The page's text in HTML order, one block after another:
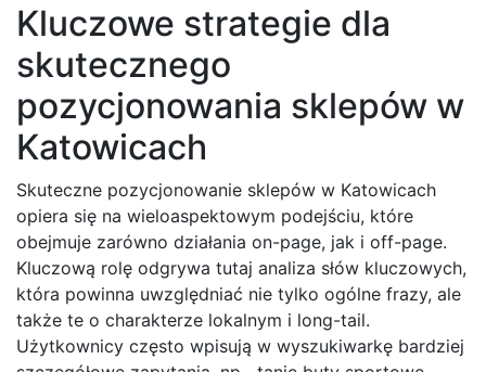
Kluczowe strategie dla
skutecznego
pozycjonowania sklepów w
Katowicach
Skuteczne pozycjonowanie sklepów w Katowicach
opiera się na wieloaspektowym podejściu, które
obejmuje zarówno działania on-page, jak i off-page.
Kluczową rolę odgrywa tutaj analiza słów kluczowych,
która powinna uwzględniać nie tylko ogólne frazy, ale
także te o charakterze lokalnym i long-tail.
Użytkownicy często wpisują w wyszukiwarkę bardziej